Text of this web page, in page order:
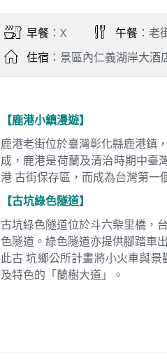
早餐：X 午餐：老
住宿 ：景區內仁義湖岸大酒
【鹿港小鎮漫遊】
鹿港老街位於臺灣彰化縣鹿港鎮
成，鹿港是荷蘭及清治時期中臺
港 古街保存區，而成為台灣第一
【古坑綠色隧道】
古坑綠色隧道位於斗六柴里橋，
色隧道。綠色隧道亦提供腳踏車
此古 坑鄉公所計畫將小火車與
及特色的「蘭樹大道」。